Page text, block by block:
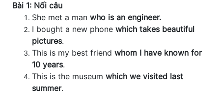
Bài 1: Nối câu
She met a man who is an engineer.
I bought a new phone which takes beautiful
pictures.
This is my best friend whom I have known for
10 years.
This is the museum which we visited last
summer.